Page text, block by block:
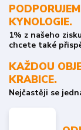
KYNOLOGIE.
1% z našeho
chcete také
KAŽDOU
KRABICE.
Nejčastěji se